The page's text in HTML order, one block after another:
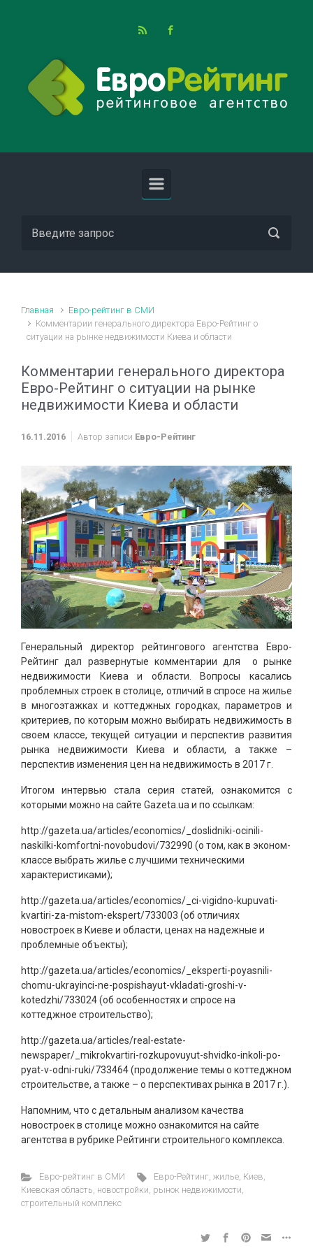
Главная
Евро-рейтинг в СМИ
Комментарии генерального директора Евро-Рейтинг о
ситуации на рынке недвижимости Киева и области
Комментарии генерального директора
Евро-Рейтинг о ситуации на рынке
недвижимости Киева и области
16.11.2016 Автор записи Евро-Рейтинг
Генеральный директор рейтингового агентства Евро-
Рейтинг дал развернутые комментарии для о рынке
недвижимости Киева и области. Вопросы касались
проблемных строек в столице, отличий в спросе на жилье
в многоэтажках и коттеджных городках, параметров и
критериев, по которым можно выбирать недвижимость в
своем классе, текущей ситуации и перспектив развития
рынка недвижимости Киева и области, а также –
перспектив изменения цен на недвижимость в 2017 г.
Итогом интервью стала серия статей, ознакомится с
которыми можно на сайте Gazeta.ua и по ссылкам:
http://gazeta.ua/articles/economics/_doslidniki-ocinili-
naskilki-komfortni-novobudovi/732990 (о том, как в эконом-
классе выбрать жилье с лучшими техническими
характеристиками);
http://gazeta.ua/articles/economics/_ci-vigidno-kupuvati-
kvartiri-za-mistom-ekspert/733003 (об отличиях
новостроек в Киеве и области, ценах на надежные и
проблемные объекты);
http://gazeta.ua/articles/economics/_eksperti-poyasnili-
chomu-ukrayinci-ne-pospishayut-vkladati-groshi-v-
kotedzhi/733024 (об особенностях и спросе на
коттеджное строительство);
http://gazeta.ua/articles/real-estate-
newspaper/_mikrokvartiri-rozkupovuyut-shvidko-inkoli-po-
pyat-v-odni-ruki/733464 (продолжение темы о коттеджном
строительстве, а также – о перспективах рынка в 2017 г.).
Напомним, что с детальным анализом качества
новостроек в столице можно ознакомится на сайте
агентства в рубрике Рейтинги строительного комплекса.
Евро-рейтинг в СМИ Евро-Рейтинг,жилье, Киев,
Киевская область, новостройки, рынок недвижимости,
строительный комплекс